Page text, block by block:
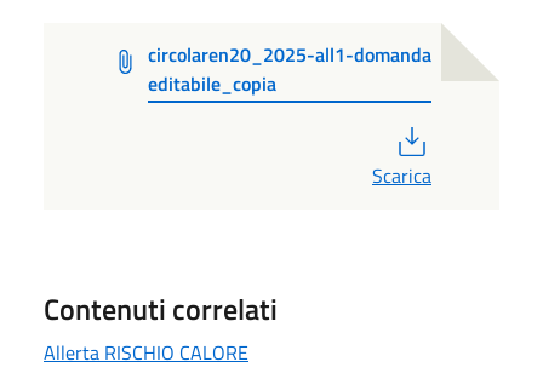
circolaren20_2025-all1-domanda
editabile_copia
Scarica
Contenuti correlati
Allerta RISCHIO CALORE